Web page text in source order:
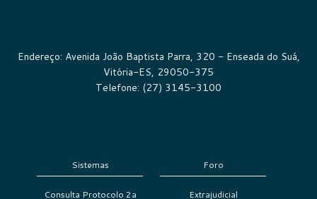
Endereço: Avenida João Baptista Parra, 320 - Enseada do Suá,
Vitória-ES, 29050-375
Telefone: (27) 3145-3100
Sistemas
Consulta Protocolo 2a
Foro
Extrajudicial